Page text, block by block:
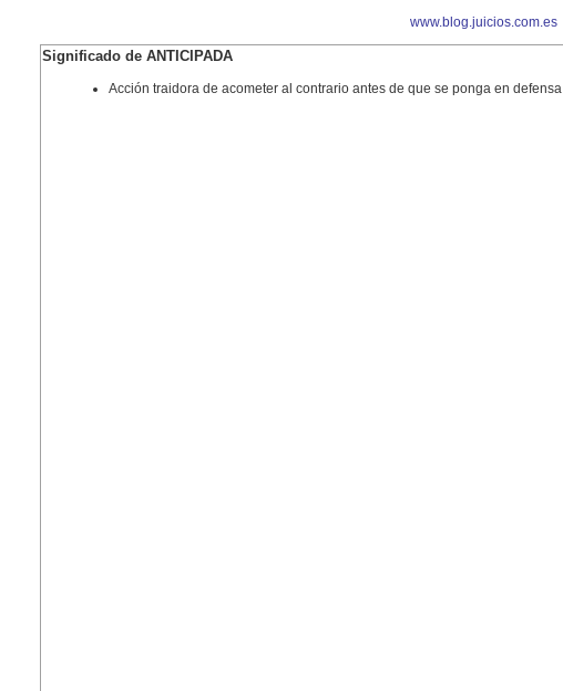
www.blog.juicios.com.es
Significado de ANTICIPADA
Acción traidora de acometer al contrario antes de que se ponga en defensa